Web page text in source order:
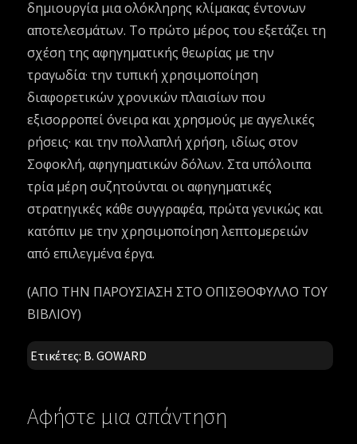
δημιουργία μια ολόκληρης κλίμακας έντονων
αποτελεσμάτων. Το πρώτο μέρος του εξετάζει τη
σχέση της αφηγηματικής θεωρίας με την
τραγωδία· την τυπική χρησιμοποίηση
διαφορετικών χρονικών πλαισίων που
εξισορροπεί όνειρα και χρησμούς με αγγελικές
ρήσεις· και την πολλαπλή χρήση, ιδίως στον
Σοφοκλή, αφηγηματικών δόλων. Στα υπόλοιπα
τρία μέρη συζητούνται οι αφηγηματικές
στρατηγικές κάθε συγγραφέα, πρώτα γενικώς και
κατόπιν με την χρησιμοποίηση λεπτομερειών
από επιλεγμένα έργα.
(ΑΠΟ ΤΗΝ ΠΑΡΟΥΣΙΑΣΗ ΣΤΟ ΟΠΙΣΘΟΦΥΛΛΟ ΤΟΥ
ΒΙΒΛΙΟΥ)
Ετικέτες: B. GOWARD
Αφήστε μια απάντηση